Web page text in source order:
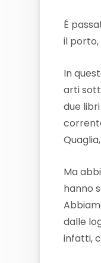
É
il
In
arti
due
Ma
hanno
dalle
infatti,